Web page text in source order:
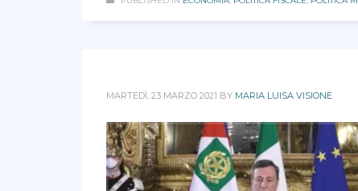
MARTEDÌ, 23 MARZO 2021 BY MARIA LUISA VISIONE